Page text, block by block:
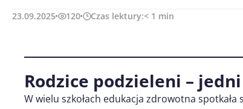
23.09.2025 120 Czas lektury:< 1 min
Rodzice podzieleni –
W wielu szkołach edukacja zdrowotna